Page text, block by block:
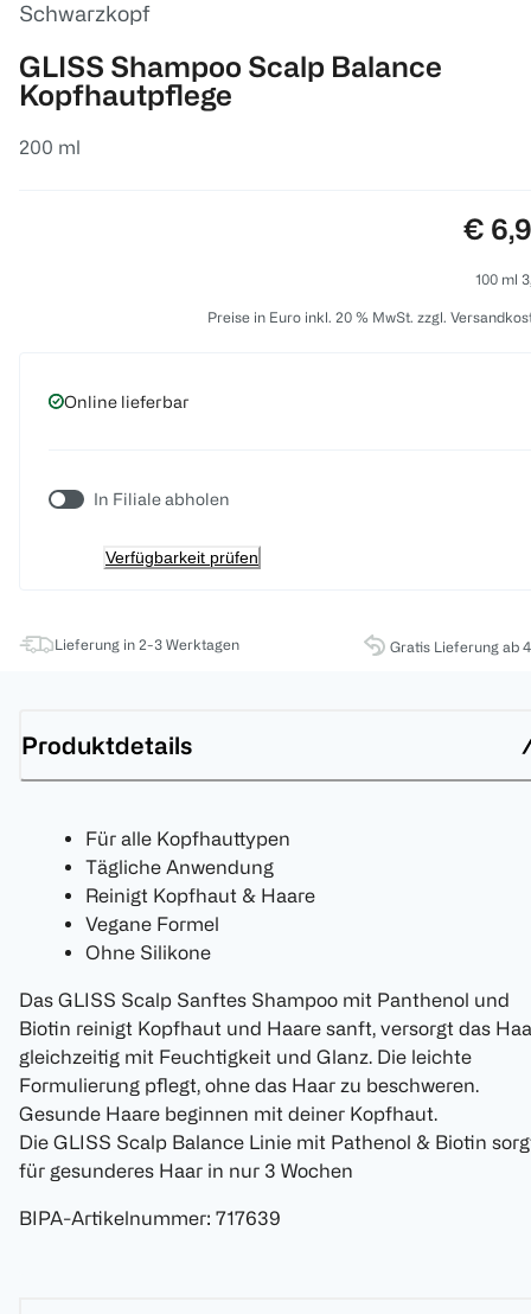
Schwarzkopf
GLISS Shampoo Scalp Balance
Kopfhautpflege
200 ml
€
100 ml
Preise in Euro inkl. 20 % MwSt. zzgl.
Online lieferbar
In Filiale abholen
Verfügbarkeit prüfen
Lieferung in 2-3 Werktagen Gratis Lieferung ab
Produktdetails
Für alle Kopfhauttypen
Tägliche Anwendung
Reinigt Kopfhaut & Haare
Vegane Formel
Ohne Silikone
Das GLISS Scalp Sanftes Shampoo mit Panthenol und
Biotin reinigt Kopfhaut und Haare sanft, versorgt das
gleichzeitig mit Feuchtigkeit und Glanz. Die leichte
Formulierung pflegt, ohne das Haar zu beschweren.
Gesunde Haare beginnen mit deiner Kopfhaut.
Die GLISS Scalp Balance Linie mit Pathenol & Biotin
für gesunderes Haar in nur 3 Wochen
BIPA-Artikelnummer: 717639